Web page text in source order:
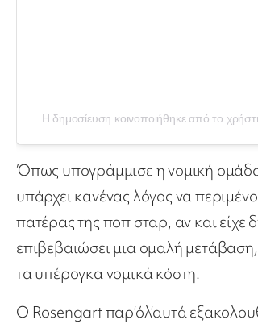
Η δημοσίευση κοινοποιήθηκε από το
Όπως υπογράμμισε η νομική ομάδα
υπάρχει κανένας λόγος να
πατέρας της ποπ σταρ, αν και
επιβεβαιώσει μια ομαλή
τα υπέρογκα νομικά κόστη.
Ο Rosengart παρ’όλ’αυτά